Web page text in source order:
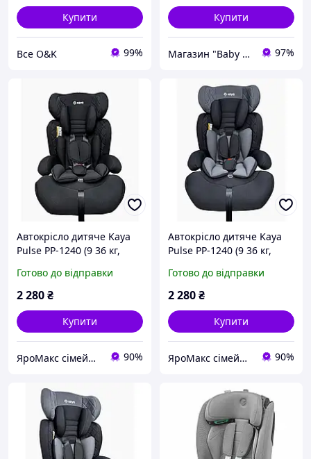
Купити
Все O&K 99%
Купити
Магазин "Baby Comfort" 97%
Автокрісло дитяче Kaya
Pulse PP-1240 (9 36 кг,
Melange Black
Готово до відправки
2 280₴
Купити
ЯроМакс сімейний магазин 90%
Автокрісло дитяче Kaya
Pulse PP-1240 (9 36 кг,
Graphite Blend
Готово до відправки
2 280₴
Купити
ЯроМакс сімейний магазин 90%